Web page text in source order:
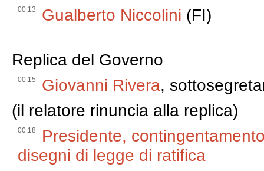
00:13 Gualberto Niccolini (FI)
Replica del Governo
00:15 Giovanni Rivera,
(il relatore rinuncia alla replica)
00:18
Presidente,
disegni di legge di ratifica